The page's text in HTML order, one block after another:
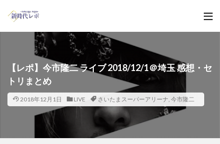
【レポ】今市隆二 ライブ 2018/12/1＠埼玉 感想・セ
トリまとめ
2018年12月1日 LIVE さいたまスーパーアリーナ, 今市隆二